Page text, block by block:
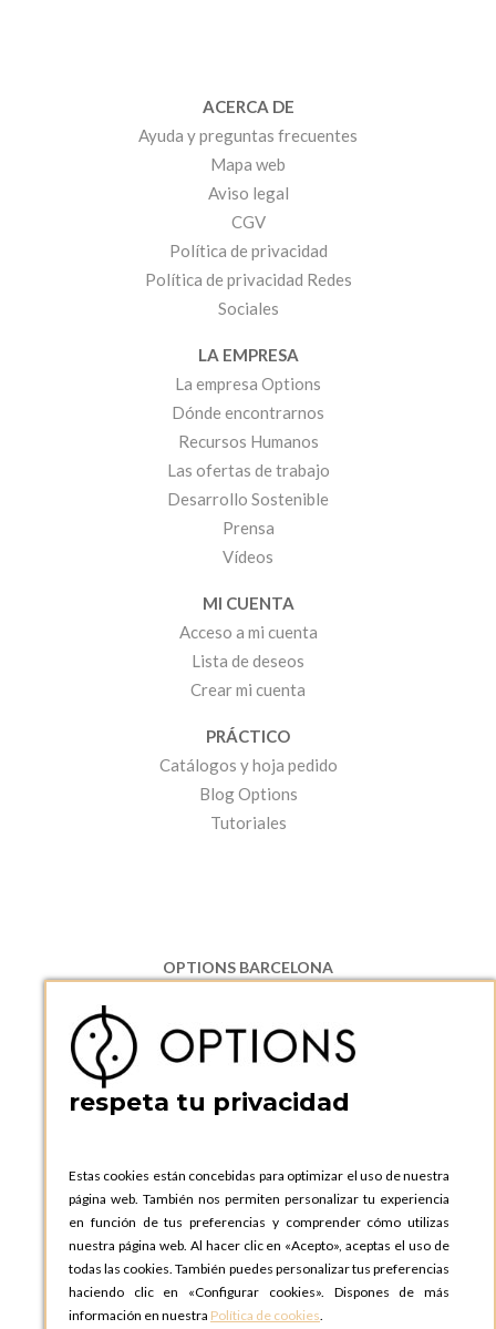
ACERCA DE
Ayuda y preguntas frecuentes
Mapa web
Aviso legal
CGV
Política de privacidad
Política de privacidad Redes
Sociales
LA EMPRESA
La empresa Options
Dónde encontrarnos
Recursos Humanos
Las ofertas de trabajo
Desarrollo Sostenible
Prensa
Vídeos
MI CUENTA
Acceso a mi cuenta
Lista de deseos
Crear mi cuenta
PRÁCTICO
Catálogos y hoja pedido
Blog Options
Tutoriales
OPTIONS BARCELONA
08130 Santa Perpetua de Moguda, Barcelona
ESPAñA
Teléfono:
+34 935 724 041
OPTIONS BARCELONA SHOWROOM
ESPAñA
Teléfono:+34 935 724 041
OPTIONS MADRID
C. Lucio Emilio Cándido, 6,
28803 Alcalá de Henares, Madrid
ESPAñA
respeta tu privacidad
Estas cookies están concebidas para optimizar el uso de nuestra
página web. También nos permiten personalizar tu experiencia
en función de tus preferencias y comprender cómo utilizas
nuestra página web. Al hacer clic en «Acepto», aceptas el uso de
todas las cookies. También puedes personalizar tus preferencias
haciendo clic en «Configurar cookies». Dispones de más
información en nuestra Política de cookies.